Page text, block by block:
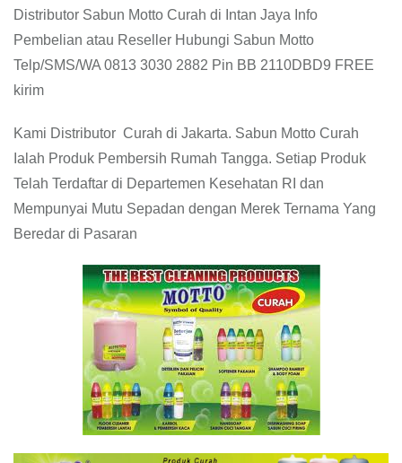
Distributor Sabun Motto Curah di Intan Jaya Info
Pembelian atau Reseller Hubungi Sabun Motto
Telp/SMS/WA 0813 3030 2882 Pin BB 2110DBD9 FREE
kirim
Kami Distributor Curah di Jakarta. Sabun Motto Curah
Ialah Produk Pembersih Rumah Tangga. Setiap Produk
Telah Terdaftar di Departemen Kesehatan RI dan
Mempunyai Mutu Sepadan dengan Merek Ternama Yang
Beredar di Pasaran